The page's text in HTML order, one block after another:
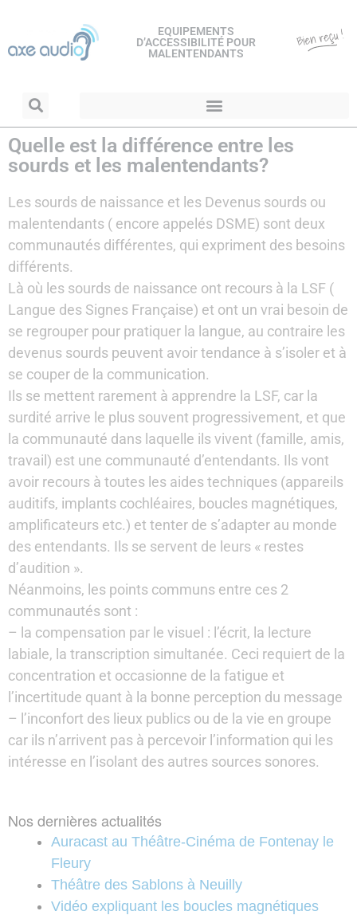
EQUIPEMENTS
D’ACCESSIBILITÉ POUR
MALENTENDANTS
Quelle est la différence entre les
sourds et les malentendants?
Les sourds de naissance et les Devenus sourds ou
malentendants ( encore appelés DSME) sont deux
communautés différentes, qui expriment des besoins
différents.
Là où les sourds de naissance ont recours à la LSF (
Langue des Signes Française) et ont un vrai besoin de
se regrouper pour pratiquer la langue, au contraire les
devenus sourds peuvent avoir tendance à s’isoler et à
se couper de la communication.
Ils se mettent rarement à apprendre la LSF, car la
surdité arrive le plus souvent progressivement, et que
la communauté dans laquelle ils vivent (famille, amis,
travail) est une communauté d’entendants. Ils vont
avoir recours à toutes les aides techniques (appareils
auditifs, implants cochléaires, boucles magnétiques,
amplificateurs etc.) et tenter de s’adapter au monde
des entendants. Ils se servent de leurs « restes
d’audition ».
Néanmoins, les points communs entre ces 2
communautés sont :
– la compensation par le visuel : l’écrit, la lecture
labiale, la transcription simultanée. Ceci requiert de la
concentration et occasionne de la fatigue et
l’incertitude quant à la bonne perception du message
– l’inconfort des lieux publics ou de la vie en groupe
car ils n’arrivent pas à percevoir l’information qui les
intéresse en l’isolant des autres sources sonores.
Nos dernières actualités
Auracast au Théâtre-Cinéma de Fontenay le
Fleury
Théâtre des Sablons à Neuilly
Vidéo expliquant les boucles magnétiques